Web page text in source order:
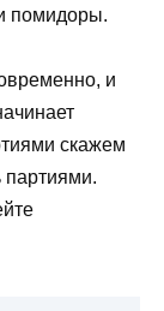
помидоры.
и
скажем
партиями.